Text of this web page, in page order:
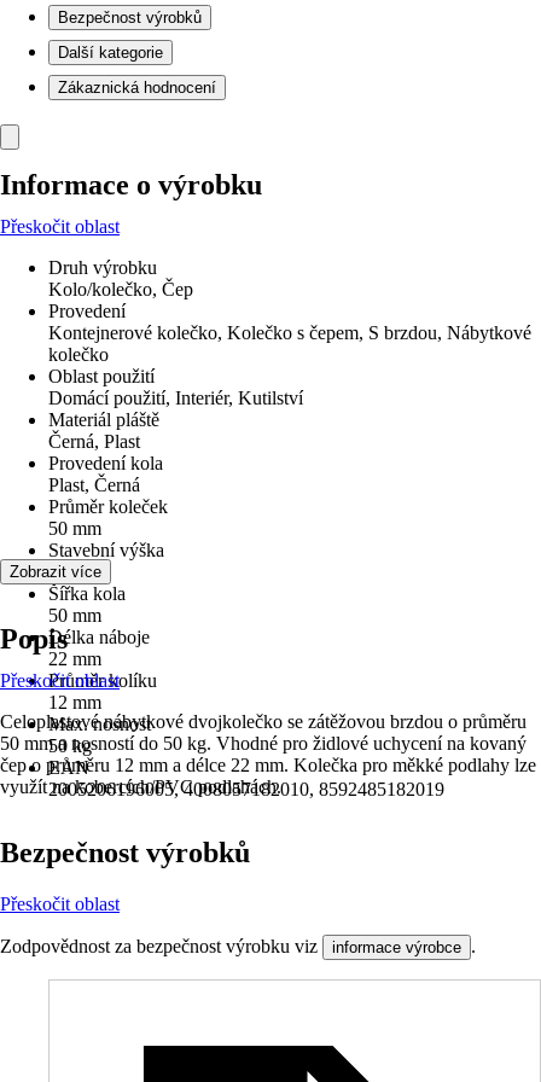
Bezpečnost výrobků
Další kategorie
Zákaznická hodnocení
Informace o výrobku
Přeskočit oblast
Druh výrobku
Kolo/kolečko, Čep
Provedení
Kontejnerové kolečko, Kolečko s čepem, S brzdou, Nábytkové
kolečko
Oblast použití
Domácí použití, Interiér, Kutilství
Materiál pláště
Černá, Plast
Provedení kola
Plast, Černá
Průměr koleček
50 mm
Stavební výška
60 mm
Šířka kola
50 mm
Délka náboje
22 mm
Průměr kolíku
12 mm
Max. nosnost
50 kg
EAN
2005206196005, 4008057182010, 8592485182019
Zobrazit více
Popis
Přeskočit oblast
Celoplastové nábytkové dvojkolečko se zátěžovou brzdou o průměru
50 mm a nosností do 50 kg. Vhodné pro židlové uchycení na kovaný
čep o průměru 12 mm a délce 22 mm. Kolečka pro měkké podlahy lze
využít na kobercích/PVC podlahách.
Bezpečnost výrobků
Přeskočit oblast
Zodpovědnost za bezpečnost výrobku viz informace výrobce .